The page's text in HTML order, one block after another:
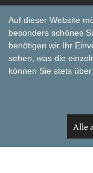
Auf dieser Website
besonders schönes
benötigen wir Ihr
sehen, was die
können Sie stets
Alle